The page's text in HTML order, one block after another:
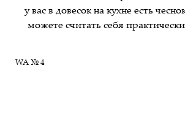
у вас в довесок на кухне есть
можете считать себя
WA № 4